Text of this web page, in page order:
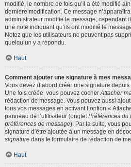
modifié, le nombre de fois qu’il a été modifié
dernière modification. Ce message
administrateur modifie le message, cependant
une note indiquant qu’ils ont modifié le
Notez que les utilisateurs ne peuvent pas
quelqu’un y a répondu.
Haut
Comment ajouter une signature à mes
Vous devez d’abord créer une signature
Une fois créée, vous pouvez cocherAttacher
rédaction de message. Vous pouvez aussi
tous vos messages en activant l’option «
panneau de l’utilisateur (ongletPréférences du
préférences de message). Par la suite, vous
signature d’être ajoutée à un message en
signature dans le formulaire de rédaction de
Haut